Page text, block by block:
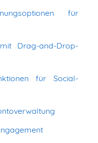
für
Drag-and-Drop-
für Social-